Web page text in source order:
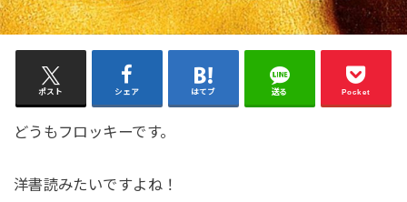
ポスト シェア はてブ 送る Pocket
どうもフロッキーです。
洋書読みたいですよね！